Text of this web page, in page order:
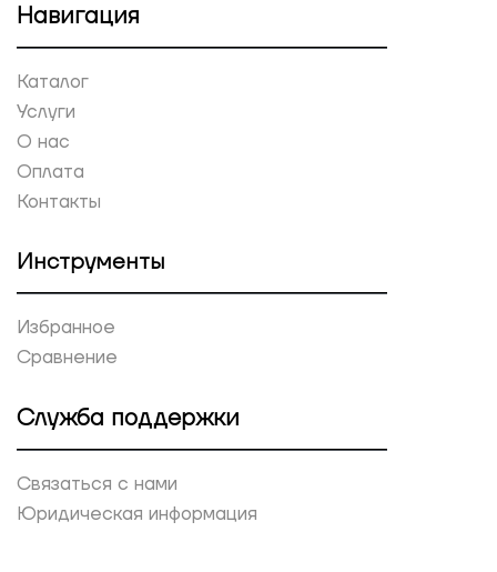
Навигация
Каталог
Услуги
О нас
Оплата
Контакты
Инструменты
Избранное
Сравнение
Служба поддержки
Связаться с нами
Юридическая информация